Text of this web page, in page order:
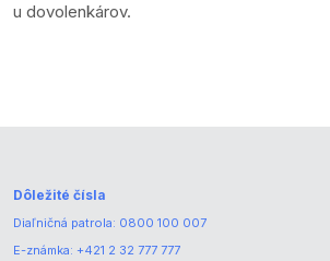
u dovolenkárov.
Dôležité čísla
Diaľničná patrola: 0800 100 007
E-známka: +421 2 32 777 777